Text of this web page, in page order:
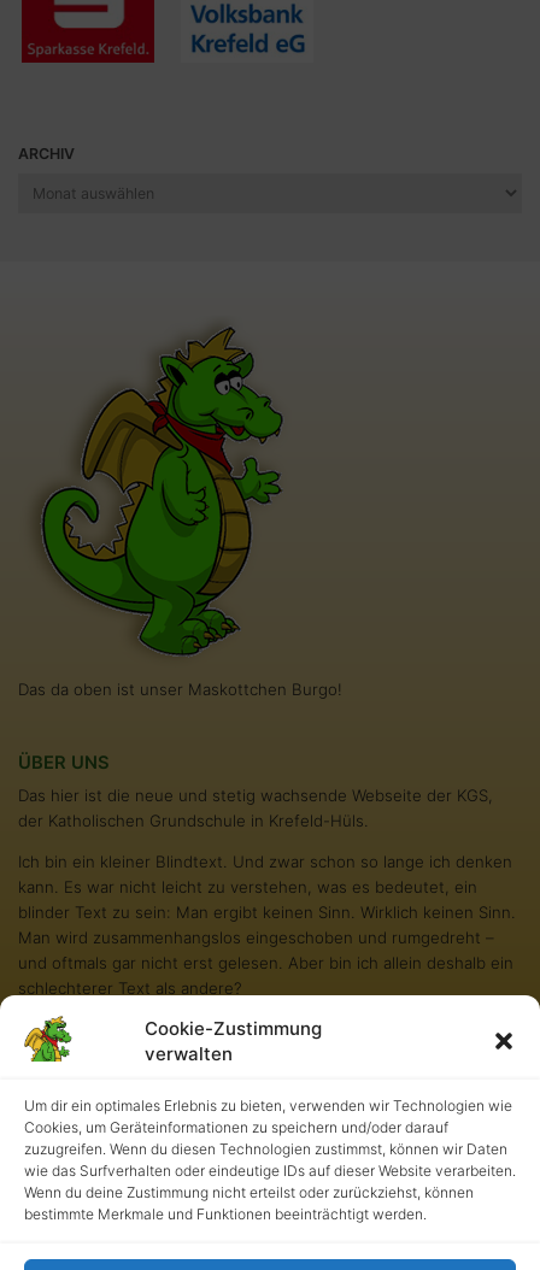
Cookie-Zustimmung
verwalten
Um dir ein optimales Erlebnis zu bieten, verwenden wir Technologien wie
Cookies, um Geräteinformationen zu speichern und/oder darauf
zuzugreifen. Wenn du diesen Technologien zustimmst, können wir Daten
wie das Surfverhalten oder eindeutige IDs auf dieser Website verarbeiten.
Wenn du deine Zustimmung nicht erteilst oder zurückziehst, können
bestimmte Merkmale und Funktionen beeinträchtigt werden.
ARCHIV
Archiv
Das da oben ist unser Maskottchen Burgo!
ÜBER UNS
Das hier ist die neue und stetig wachsende Webseite der KGS,
der Katholischen Grundschule in Krefeld-Hüls.
Ich bin ein kleiner Blindtext. Und zwar schon so lange ich denken
kann. Es war nicht leicht zu verstehen, was es bedeutet, ein
blinder Text zu sein: Man ergibt keinen Sinn. Wirklich keinen Sinn.
Man wird zusammenhangslos eingeschoben und rumgedreht –
und oftmals gar nicht erst gelesen. Aber bin ich allein deshalb ein
schlechterer Text als andere?
Na gut, ich werde nie in den Bestsellerlisten stehen. Aber andere
Texte schaffen das auch nicht. Und darum stört es mich nicht
lesen, so habe ich als kleiner Blindtext etwas geschafft, wovon all
die richtigen und wichtigen Texte meist nur träumen.